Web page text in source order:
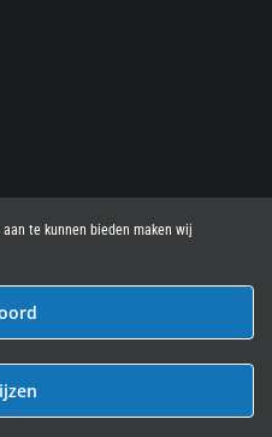
Rights Reserved • powered
te kunnen bieden maken wij